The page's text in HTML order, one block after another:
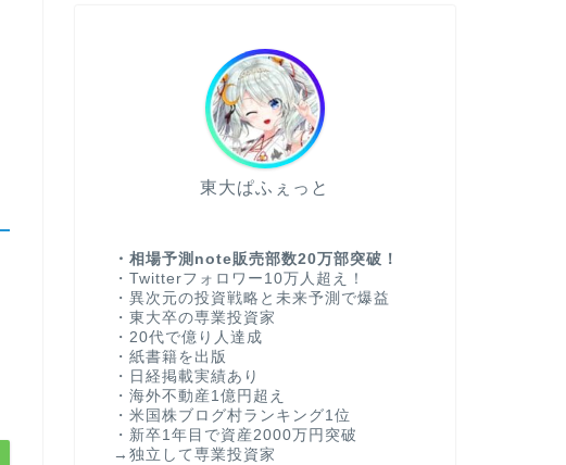
東大ぱふぇっと
・相場予測note販売部数20万部突破！
・Twitterフォロワー10万人超え！
・異次元の投資戦略と未来予測で爆益
・東大卒の専業投資家
・20代で億り人達成
・紙書籍を出版
・日経掲載実績あり
・海外不動産1億円超え
・米国株ブログ村ランキング1位
・新卒1年目で資産2000万円突破
→独立して専業投資家